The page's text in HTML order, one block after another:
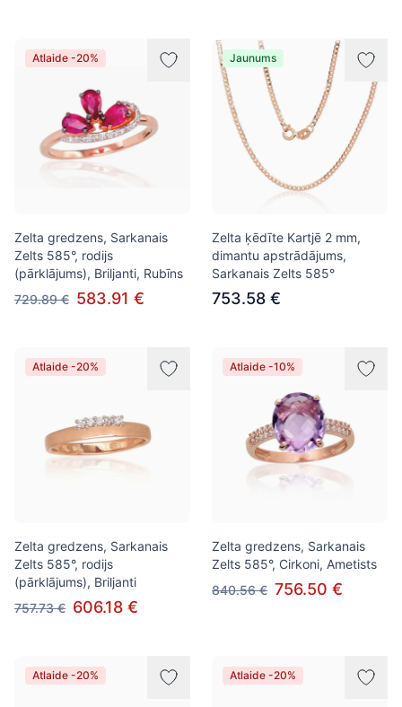
Atlaide -20%
Zelta gredzens, Sarkanais
Zelts 585°, rodijs
(pārklājums), Briljanti, Rubīns
729.89 € 583.91 €
Jaunums
Zelta ķēdīte Kartjē 2 mm,
dimantu apstrādājums,
Sarkanais Zelts 585°
753.58 €
Atlaide -20%
Zelta gredzens, Sarkanais
Zelts 585°, rodijs
(pārklājums), Briljanti
757.73 € 606.18 €
Atlaide -10%
Zelta gredzens, Sarkanais
Zelts 585°, Cirkoni, Ametists
840.56 € 756.50 €
Atlaide -20% Atlaide -20%